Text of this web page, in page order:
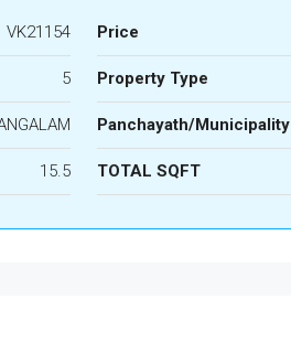
VK21154 Price
5 Property Type
Panchayath/Municipality
15.5 TOTAL SQFT